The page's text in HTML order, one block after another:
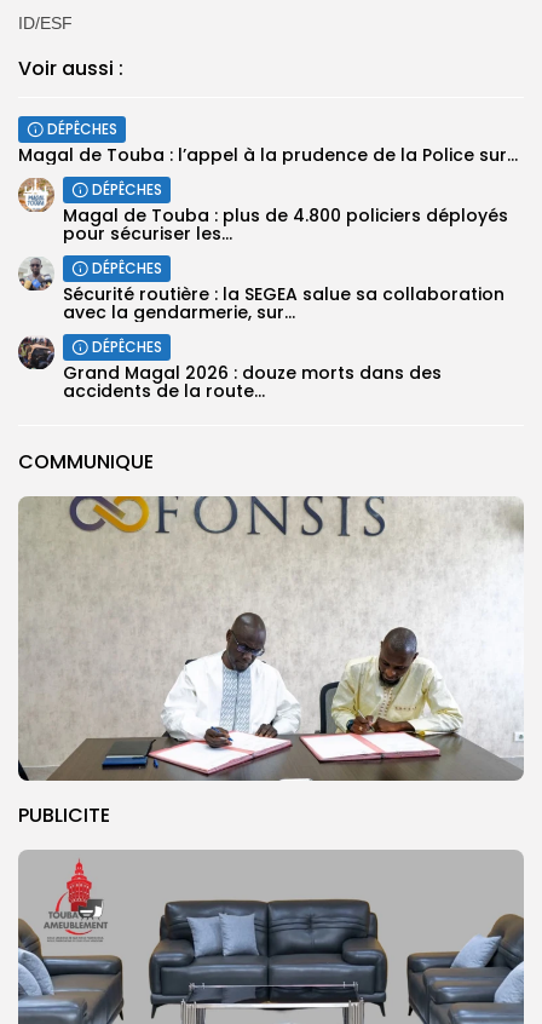
COMMUNIQUE
PUBLICITE
ID/ESF
Voir aussi :
DÉPÊCHES
Magal de Touba : l’appel à la prudence de la Police sur...
DÉPÊCHES
Magal de Touba : plus de 4.800 policiers déployés
pour sécuriser les...
DÉPÊCHES
Sécurité routière : la SEGEA salue sa collaboration
avec la gendarmerie, sur...
DÉPÊCHES
Grand Magal 2026 : douze morts dans des
accidents de la route...